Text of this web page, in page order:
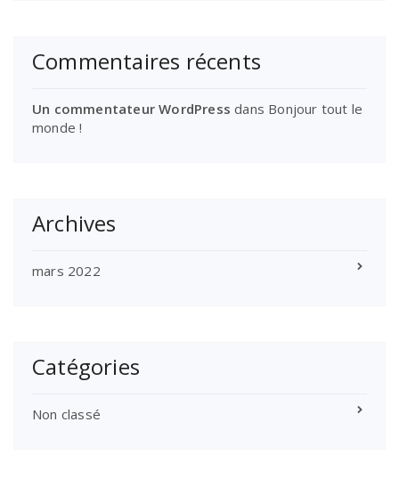
Commentaires récents
Un commentateur WordPress dans Bonjour tout le
monde !
Archives
mars 2022
Catégories
Non classé